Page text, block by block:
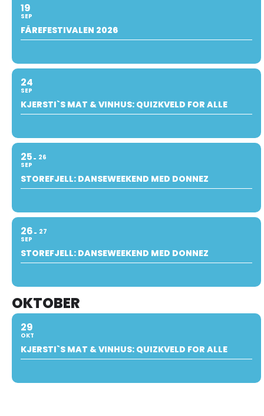
19
SEP
FÅREFESTIVALEN 2026
24
SEP
KJERSTI`S MAT & VINHUS: QUIZKVELD FOR ALLE
25
SEP
26
STOREFJELL: DANSEWEEKEND MED DONNEZ
26
SEP
27
STOREFJELL: DANSEWEEKEND MED DONNEZ
OKTOBER
29
OKT
KJERSTI`S MAT & VINHUS: QUIZKVELD FOR ALLE